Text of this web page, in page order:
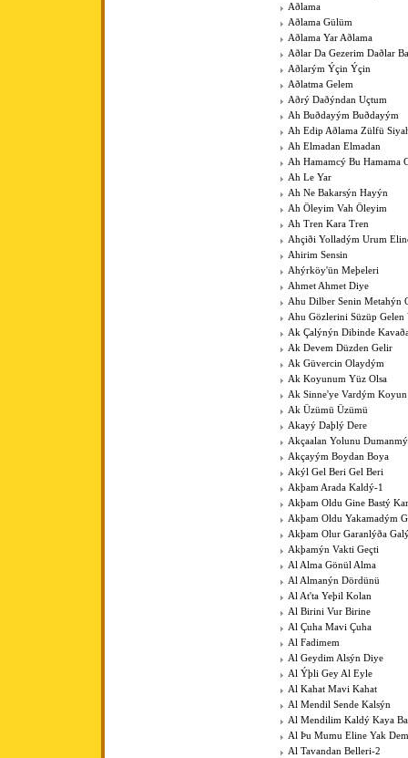
Aðlama
Aðlama Gülüm
Aðlama Yar Aðlama
Aðlar Da Gezerim Daðlar
Aðlarým Ýçin Ýçin
Aðlatma Gelem
Aðrý Daðýndan Uçtum
Ah Buðdayým Buðdayým
Ah Edip Aðlama Zülfü
Ah Elmadan Elmadan
Ah Hamamcý Bu Hamama
Ah Le Yar
Ah Ne Bakarsýn Hayýn
Ah Öleyim Vah Öleyim
Ah Tren Kara Tren
Ahçiði Yolladým Urum
Ahirim Sensin
Ahýrköy'ün Meþeleri
Ahmet Ahmet Diye
Ahu Dilber Senin Metahýn
Ahu Gözlerini Süzüp Gelen
Ak Çalýnýn Dibinde
Ak Devem Düzden Gelir
Ak Güvercin Olaydým
Ak Koyunum Yüz Olsa
Ak Sinne'ye Vardým Koyun
Ak Üzümü Üzümü
Akayý Daþlý Dere
Akçaalan Yolunu
Akçayým Boydan Boya
Akýl Gel Beri Gel Beri
Akþam Arada Kaldý-1
Akþam Oldu Gine Bastý
Akþam Oldu Yakamadým
Akþam Olur Garanlýða
Akþamýn Vakti Geçti
Al Alma Gönül Alma
Al Almanýn Dördünü
Al At'ta Yeþil Kolan
Al Birini Vur Birine
Al Çuha Mavi Çuha
Al Fadimem
Al Geydim Alsýn Diye
Al Ýþli Gey Al Eyle
Al Kahat Mavi Kahat
Al Mendil Sende Kalsýn
Al Mendilim Kaldý Kaya
Al Þu Mumu Eline Yak
Al Tavandan Belleri-2